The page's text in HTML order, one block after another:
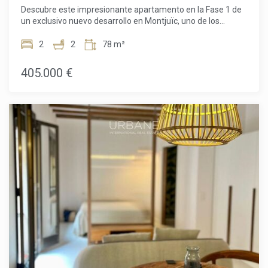
corresponde).
Descubre este impresionante apartamento en la Fase 1 de
un exclusivo nuevo desarrollo en Montjuïc, uno de los
Ubicada en la 3ª planta, esta vivienda cuidadosamente
perfectamente complementado por un balcón privado
donde podrás disfrutar del aire fresco y vistas abiertas.El
pequeñas familias o quienes buscan un espacio flexible
para oficina en casa. La distribución está pensada para
maximizar la luz y la funcionalidad, creando un ambiente
luminoso y acogedor en todo el hogar.Los residentes del
complejo disfrutan de unas instalaciones comunes
excepcionales, entre las que se incluyen una espectacular
terraza en la azotea con piscina y un gimnasio totalmente
equipado, el lugar perfecto para relajarse, socializar o
mantenerse activo mientras se disfruta de unas vistas
panorámicas de la ciudad. También hay disponible una
plaza de aparcamiento opcional.Situada en el corazón de
Montjuïc, la ubicación ofrece una combinación única de
naturaleza, cultura y comodidad urbana. Desde
exuberantes parques verdes y monumentos históricos
2 2 78 m²
405.000 €